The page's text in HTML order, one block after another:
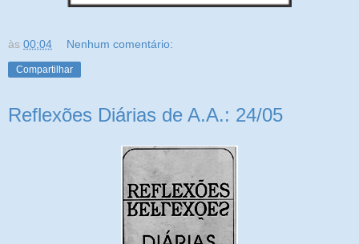
às 00:04 Nenhum comentário:
Compartilhar
Reflexões Diárias de A.A.: 24/05